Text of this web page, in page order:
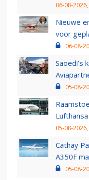
06-08-
Nieuwe
voor
06-08-
Saoedi’s
05-08-
05-08-2026,
Cathay
A350F
05-08-